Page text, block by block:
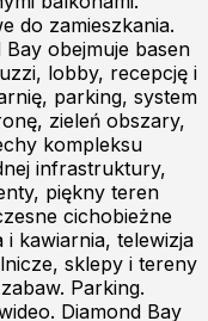
do zamieszkania.
obejmuje basen
lobby, recepcję i
parking, system
zieleń obszary,
kompleksu
infrastruktury,
piękny teren
cichobieżne
kawiarnia, telewizja
sklepy i tereny
Parking.
Diamond Bay